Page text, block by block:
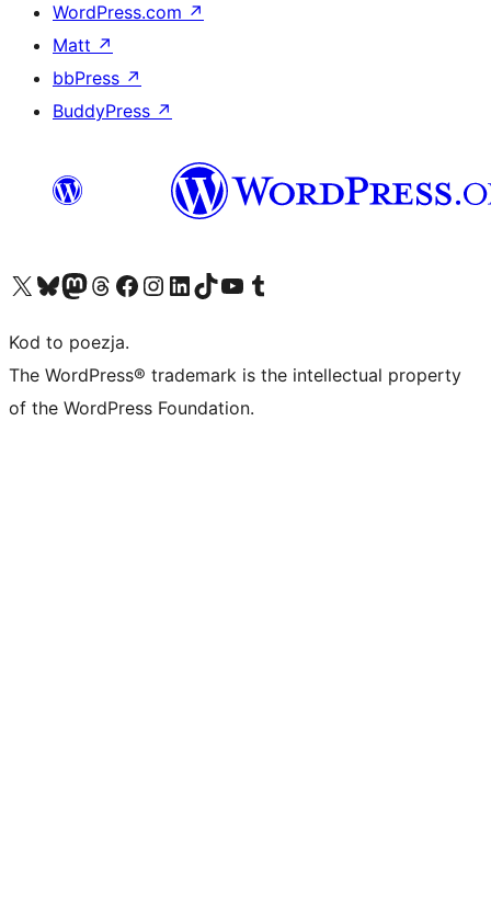
WordPress.com ↗
Matt ↗
bbPress ↗
BuddyPress ↗
Odwiedź nasze konto X (dawniej Twitter)
Odwiedź nasze konto Bluesky
Odwiedź nasze konto na Mastodoncie
Odwiedź naszego Threadsa
Odwiedź naszego Facebooka
Odwiedź nasze konto na Instagramie
Odwiedź nasze konto na LinkedIn
Odwiedź naszego TikToka
Odwiedź nasz kanał YouTube
Odwiedź naszego Tumblra
Kod to poezja.
The WordPress® trademark is the intellectual property
of the WordPress Foundation.